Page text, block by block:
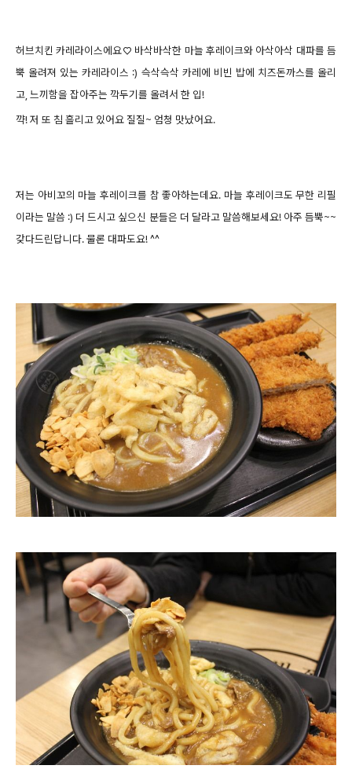
허브치킨 카레라이스에요♡ 바삭바삭한 마늘 후레이크와 아삭아삭 대파를 듬
뿍 올려져 있는 카레라이스 :) 슥삭슥삭 카레에 비빈 밥에 치즈돈까스를 올리
고, 느끼함을 잡아주는 깍두기를 올려서 한 입!
꺅! 저 또 침 흘리고 있어요 질질~ 엄청 맛났어요.
저는 아비꼬의 마늘 후레이크를 참 좋아하는데요. 마늘 후레이크도 무한 리필
이라는 말씀 :) 더 드시고 싶으신 분들은 더 달라고 말씀해보세요! 아주 듬뿍~~
갖다드린답니다. 물론 대파도요! ^^